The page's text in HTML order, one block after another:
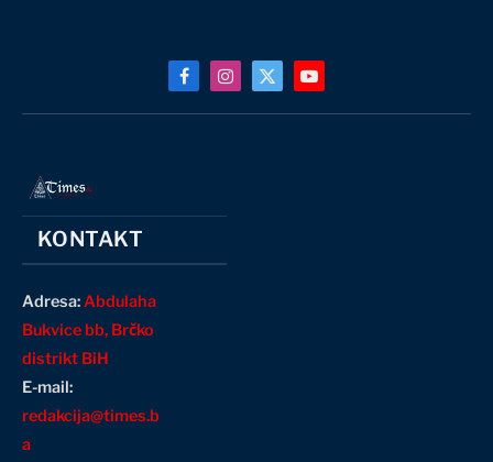
FacebookInstagram
X
(Twitter)
YouTube
KONTAKT
Adresa:Abdulaha
Bukvice bb, Brčko
distrikt BiH
E-mail:
redakcija@times.b
a